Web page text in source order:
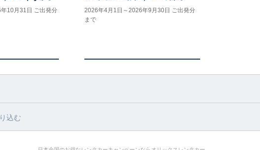
10月31日 ご出発分
2026年4月1日～2026年9月30日 ご出発分
まで
込む